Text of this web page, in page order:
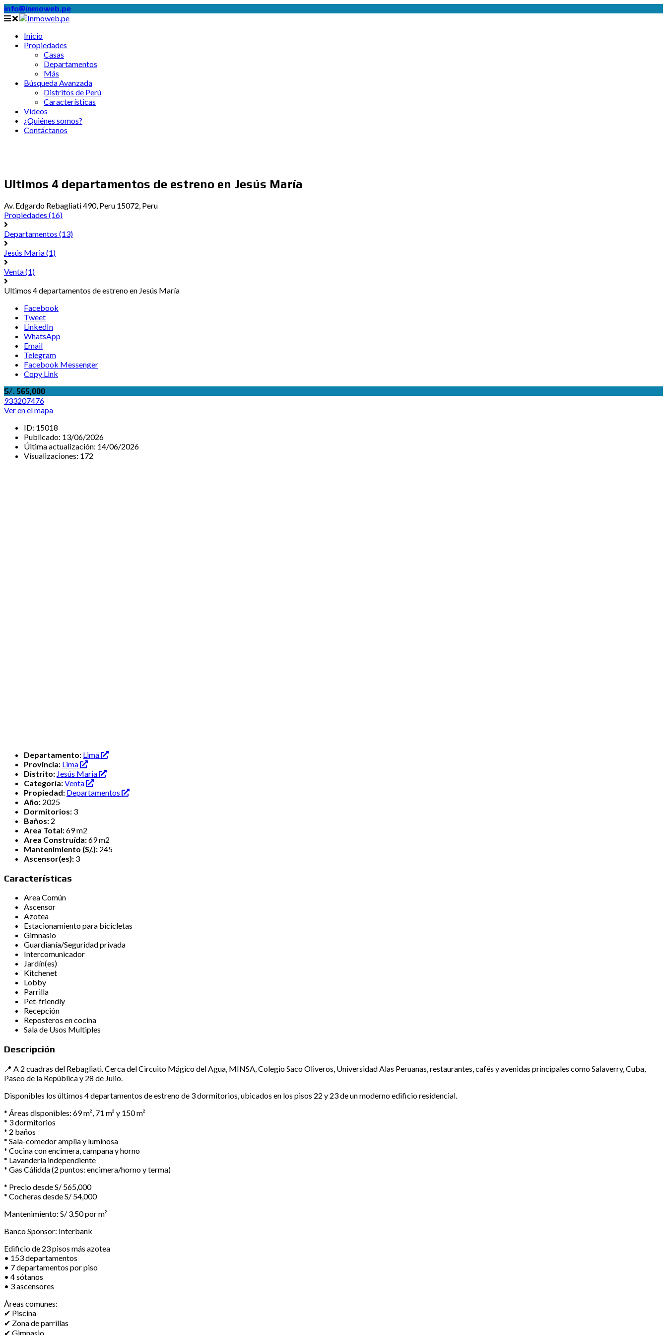
info@inmoweb.pe
Inicio
Propiedades
Casas
Departamentos
Más
Búsqueda Avanzada
Distritos de Perú
Características
Videos
¿Quiénes somos?
Contáctanos
Ultimos 4 departamentos de estreno en Jesús María
Av. Edgardo Rebagliati 490, Peru 15072, Peru
Propiedades (16)
Departamentos (13)
Jesús Maria(1)
Venta(1)
Ultimos 4 departamentos de estreno en Jesús María
Facebook
Tweet
LinkedIn
WhatsApp
Email
Telegram
Facebook Messenger
Copy Link
S/. 565,000
933207476
Ver en el mapa
ID: 15018
Publicado: 13/06/2026
Última actualización: 14/06/2026
Visualizaciones: 172
Departamento: Lima
Provincia: Lima
Distrito: Jesús Maria
Categoría:Venta
Propiedad: Departamentos
Año: 2025
Dormitorios: 3
Baños: 2
Area Total:69 m2
Area Construída:69 m2
Mantenimiento (S/.): 245
Ascensor(es): 3
Características
Area Común
Ascensor
Azotea
Estacionamiento para bicicletas
Gimnasio
Guardianía/Seguridad privada
Intercomunicador
Jardín(es)
Kitchenet
Lobby
Parrilla
Pet-friendly
Recepción
Reposteros en cocina
Sala de Usos Multiples
Descripción
📍 A 2 cuadras del Rebagliati. Cerca del Circuito Mágico del Agua, MINSA, Colegio Saco Oliveros, Universidad Alas Peruanas, restaurantes, cafés y avenidas principales como Salaverry, Cuba,
Paseo de la República y 28 de Julio.
Disponibles los últimos 4 departamentos de estreno de 3 dormitorios, ubicados en los pisos 22 y 23 de un moderno edificio residencial.
* Áreas disponibles: 69 m², 71 m² y 150 m²
* 3 dormitorios
* 2 baños
* Sala-comedor amplia y luminosa
* Cocina con encimera, campana y horno
* Lavandería independiente
* Gas Cálidda (2 puntos: encimera/horno y terma)
* Precio desde S/ 565,000
* Cocheras desde S/ 54,000
Mantenimiento: S/ 3.50 por m²
Banco Sponsor: Interbank
Edificio de 23 pisos más azotea
• 153 departamentos
• 7 departamentos por piso
• 4 sótanos
• 3 ascensores
Áreas comunes:
✔ Piscina
✔ Zona de parrillas
✔ Gimnasio